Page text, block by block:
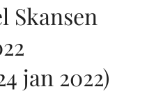
Skansen
jan 2022)